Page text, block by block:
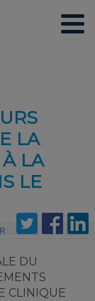
LA
LA
LE
DU
CLINIQUE